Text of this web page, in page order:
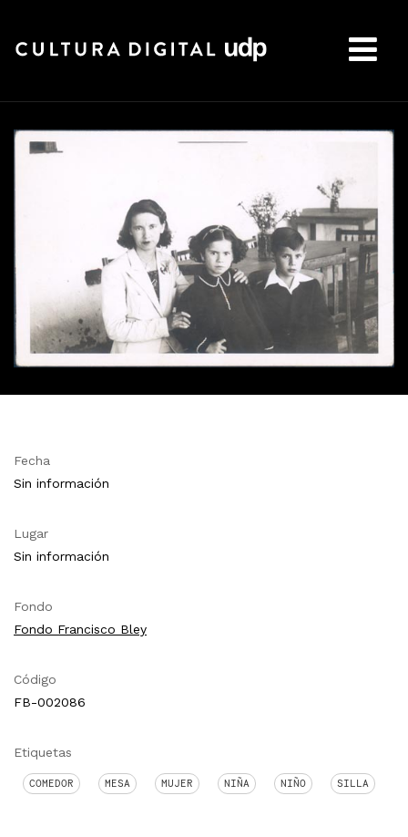
Fecha
Sin información
Lugar
Sin información
Fondo
Fondo Francisco Bley
Código
FB-002086
Etiquetas
COMEDOR MESA MUJER NIÑA NIÑO SILLA